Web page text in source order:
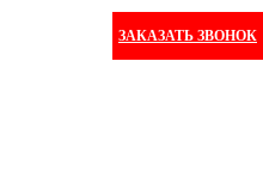
ЗАКАЗАТЬ ЗВОНОК